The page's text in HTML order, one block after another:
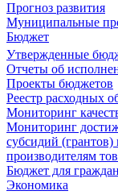
Прогноз развития
Муниципальные
Бюджет
Утвержденные
Отчеты об
Проекты бюджетов
Реестр расходных
Мониторинг
Мониторинг
субсидий
производителям
Бюджет для граждан
Экономика